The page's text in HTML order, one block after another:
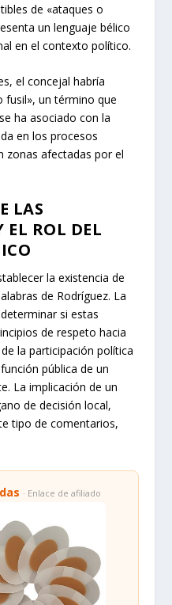
de «ataques o
un lenguaje bélico
en el contexto político.
el concejal habría
fusil», un término que
ha asociado con la
en los procesos
zonas afectadas por el
LAS
EL ROL DEL
la existencia de
de Rodríguez. La
si estas
de respeto hacia
la participación política
pública de un
La implicación de un
de decisión local,
tipo de comentarios,
· Enlace de afiliado